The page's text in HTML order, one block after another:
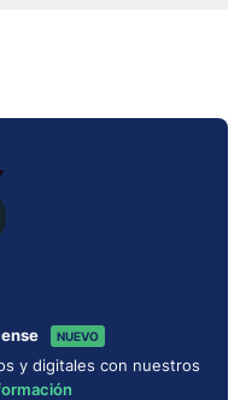
NUEVO
y digitales con nuestros